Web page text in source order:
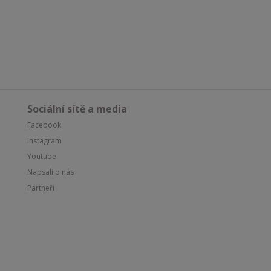
Sociální sítě a media
Facebook
Instagram
Youtube
Napsali o nás
Partneři